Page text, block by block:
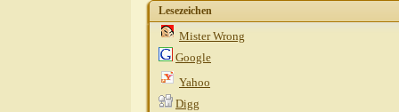
Lesezeichen
Mister Wrong
Google
Yahoo
Digg